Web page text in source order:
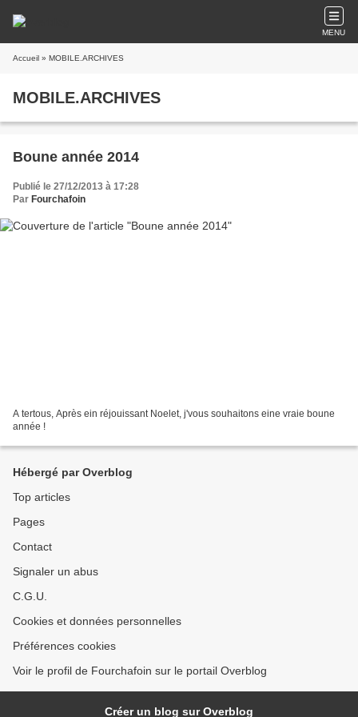
MENU
Accueil » MOBILE.ARCHIVES
MOBILE.ARCHIVES
Boune année 2014
Publié le 27/12/2013 à 17:28
Par Fourchafoin
A tertous, Après ein réjouissant Noelet, j'vous souhaitons eine vraie boune
année !
Hébergé par Overblog
Top articles
Pages
Contact
Signaler un abus
C.G.U.
Cookies et données personnelles
Préférences cookies
Voir le profil de Fourchafoin sur le portail Overblog
Créer un blog sur Overblog